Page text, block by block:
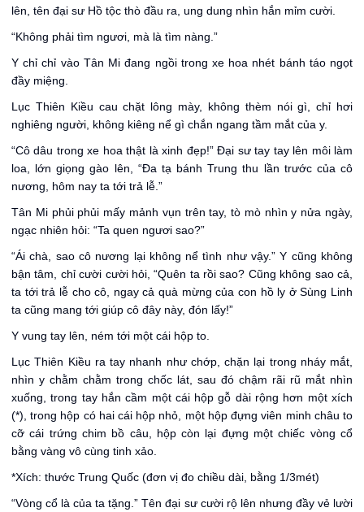
lên, tên đại sư Hồ tộc thò đầu ra, ung dung nhìn hắn mỉm cười.
“Không phải tìm ngươi, mà là tìm nàng.”
Y chỉ chỉ vào Tân Mi đang ngồi trong xe hoa nhét bánh táo ngọt
đầy miệng.
Lục Thiên Kiều cau chặt lông mày, không thèm nói gì, chỉ hơi
nghiêng người, không kiêng nể gì chắn ngang tầm mắt của y.
“Cô dâu trong xe hoa thật là xinh đẹp!” Đại sư tay tay lên môi làm
loa, lớn giọng gào lên, “Đa tạ bánh Trung thu lần trước của cô
nương, hôm nay ta tới trả lễ.”
Tân Mi phủi phủi mấy mảnh vụn trên tay, tò mò nhìn y nửa ngày,
ngạc nhiên hỏi: “Ta quen ngươi sao?”
“Ái chà, sao cô nương lại không nể tình như vậy.” Y cũng không
bận tâm, chỉ cười cười hỏi, “Quên ta rồi sao? Cũng không sao cả,
ta tới trả lễ cho cô, ngay cả quà mừng của con hồ ly ở Sùng Linh
ta cũng mang tới giúp cô đây này, đón lấy!”
Y vung tay lên, ném tới một cái hộp to.
Lục Thiên Kiều ra tay nhanh như chớp, chặn lại trong nháy mắt,
nhìn y chằm chằm trong chốc lát, sau đó chậm rãi rũ mắt nhìn
xuống, trong tay hắn cầm một cái hộp gỗ dài rộng hơn một xích
(*), trong hộp có hai cái hộp nhỏ, một hộp đựng viên minh châu to
cỡ cái trứng chim bồ câu, hộp còn lại đựng một chiếc vòng cổ
bằng vàng vô cùng tinh xảo.
*Xích: thước Trung Quốc (đơn vị đo chiều dài, bằng 1/3mét)
“Vòng cổ là của ta tặng.” Tên đại sư cười rộ lên nhưng đầy vẻ lười